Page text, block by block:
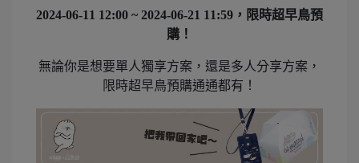
2024-06-11 12:00 ~ 2024-06-21 11:59，限時超早鳥預
購！
無論你是想要單人獨享方案，還是多人分享方案，
限時超早鳥預購通通都有！